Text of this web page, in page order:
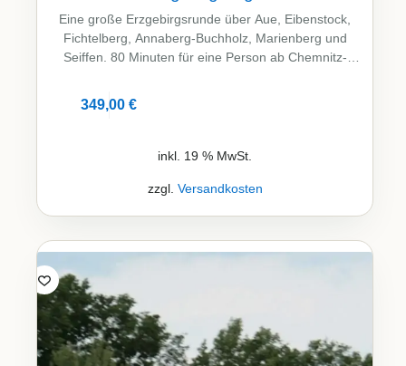
Eine große Erzgebirgsrunde über Aue, Eibenstock,
Fichtelberg, Annaberg-Buchholz, Marienberg und
Seiffen. 80 Minuten für eine Person ab Chemnitz-
349,00€
inkl. 19 % MwSt.
zzgl. Versandkosten